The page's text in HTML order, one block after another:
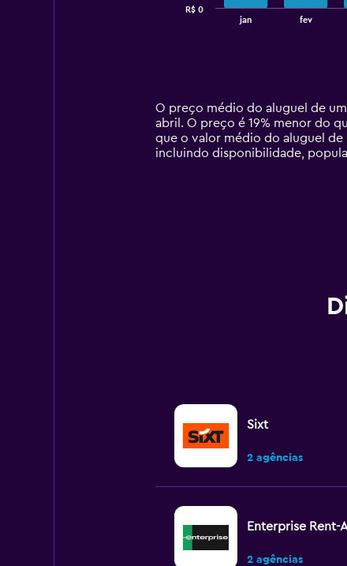
14
categories.
The
chart
jan fev
R$ 0
O preço médio do aluguel de
abril. O preço é 19% menor do
que o valor médio do aluguel de
incluindo disponibilidade,
Sixt
2 agências
Enterprise Rent-
2 agências